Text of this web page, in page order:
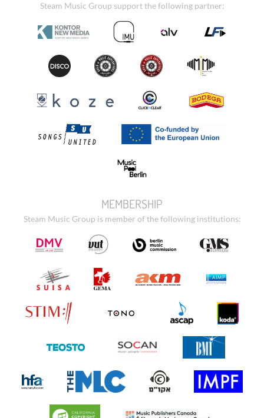
Steam Music Group support the following partner:
MEMBERSHIP
Steam Music Group is member of the following institutions: